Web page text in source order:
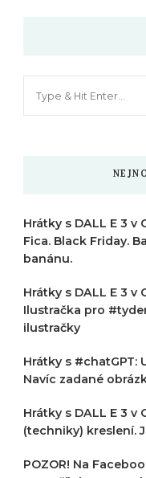
Hrátky s DALL E 3 v
Fica. Black Friday.
banánu.
Hrátky s DALL E 3 v
Ilustračka pro
ilustračky
Hrátky s #chatGPT:
Navíc zadané
Hrátky s DALL E 3 v
(techniky) kreslení.
POZOR! Na